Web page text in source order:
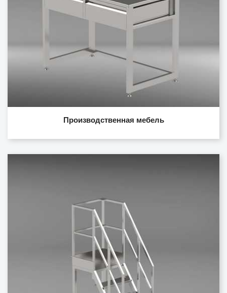
Производственная мебель